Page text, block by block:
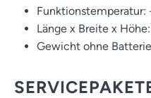
Funktionstemperatur:
Länge x Breite x
Gewicht ohne